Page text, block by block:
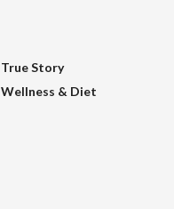
True Story
Wellness & Diet